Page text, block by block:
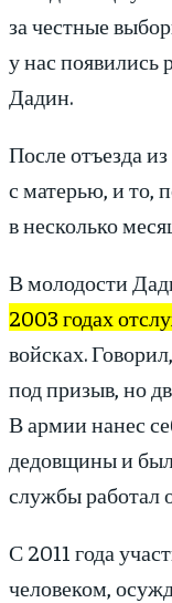
за честные
у нас появились
Дадин.
После отъезда
с матерью, и то,
в несколько
В молодости
2003 годах
войсках.
под призыв, но
В армии нанес
дедовщины и
службы работал
С 2011 года
человеком,